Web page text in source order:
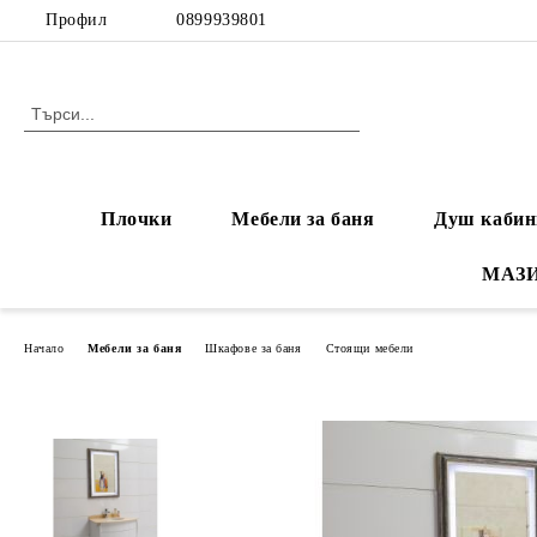
Профил 0899939801
Плочки Мебели за баня Душ
Начало Мебели за баня Шкафове за баня Стоящи мебели